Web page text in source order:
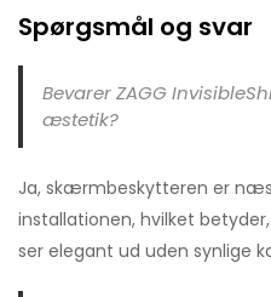
Spørgsmål og svar
Bevarer ZAGG
æstetik?
Ja, skærmbeskytteren er
installationen, hvilket
ser elegant ud uden synlige